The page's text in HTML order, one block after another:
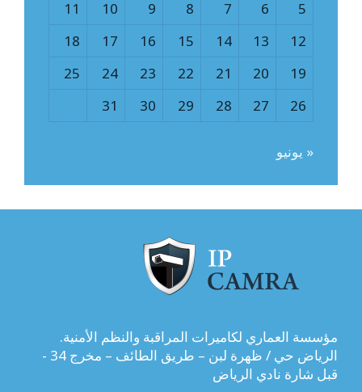
5
6
7
8
9
10
11
12
13
14
15
16
17
18
19
20
21
22
23
24
25
26
27
28
29
30
31
« يونيو
مؤسسة العماري لكاميرات المراقبة والنظم الأمنية.
الرياض حي / ظهرة لبن – طريق الطائف – مخرج 34 -
قبل شارة نادي الرياض